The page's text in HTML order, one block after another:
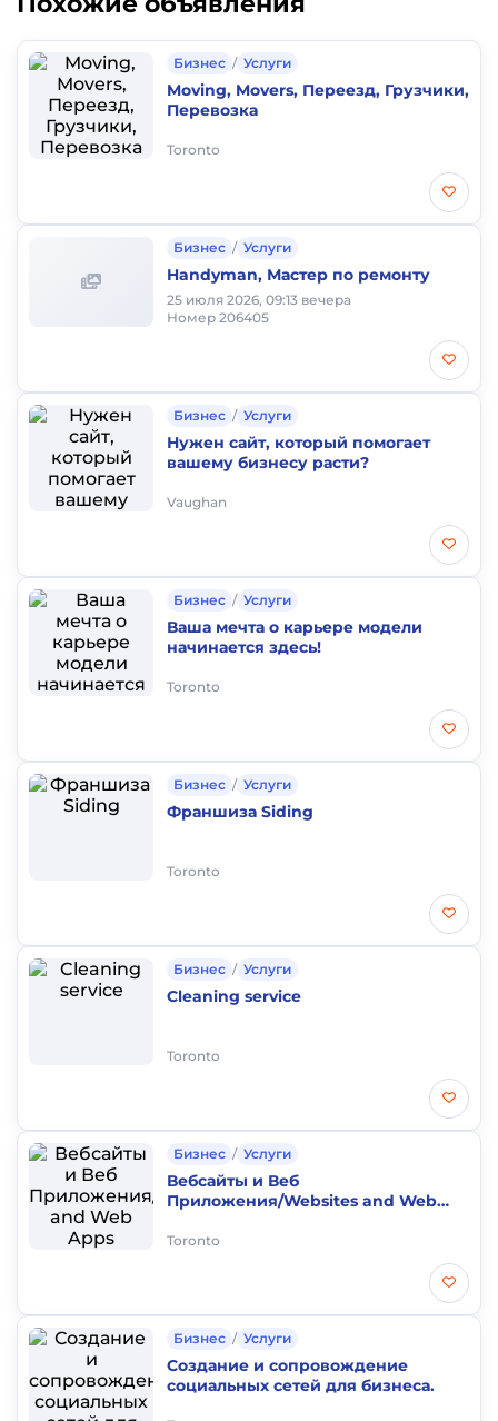
Бизнес / Услуги
Moving, Movers, Переезд, Грузчики,
Перевозка
Toronto
Бизнес / Услуги
Handyman, Мастер по ремонту
25 июля 2026, 09:13 вечера
Номер 206405
Бизнес / Услуги
Нужен сайт, который помогает
вашему бизнесу расти?
Vaughan
Бизнес / Услуги
Ваша мечта о карьере модели
начинается здесь!
Toronto
Бизнес / Услуги
Франшиза Siding
Toronto
Бизнес / Услуги
Cleaning service
Toronto
Бизнес / Услуги
Вебсайты и Веб
Приложения/Websites and Web
Toronto
Бизнес / Услуги
Создание и сопровождение
социальных сетей для бизнеса.